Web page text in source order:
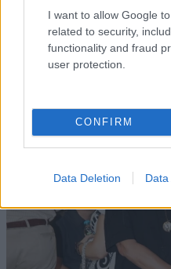
I want to allow Google
related to security,
functionality and fraud
user protection.
CONFIRM
Data Deletion Data